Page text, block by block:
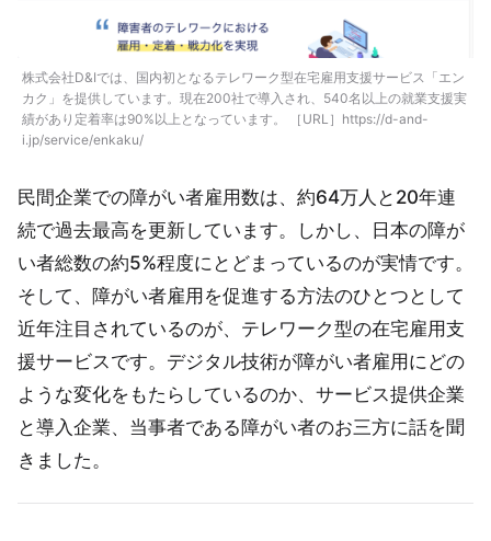
株式会社D&Iでは、国内初となるテレワーク型在宅雇用支援サービス「エン
カク」を提供しています。現在200社で導入され、540名以上の就業支援実
績があり定着率は90%以上となっています。 ［URL］https://d-and-
i.jp/service/enkaku/
民間企業での障がい者雇用数は、約64万人と20年連
続で過去最高を更新しています。しかし、日本の障が
い者総数の約5%程度にとどまっているのが実情です。
そして、障がい者雇用を促進する方法のひとつとして
近年注目されているのが、テレワーク型の在宅雇用支
援サービスです。デジタル技術が障がい者雇用にどの
ような変化をもたらしているのか、サービス提供企業
と導入企業、当事者である障がい者のお三方に話を聞
きました。